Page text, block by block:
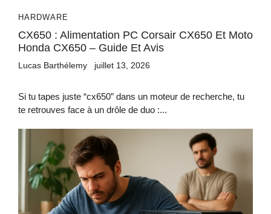
HARDWARE
CX650 : Alimentation PC Corsair CX650 Et Moto
Honda CX650 – Guide Et Avis
Lucas Barthélemy juillet 13, 2026
Si tu tapes juste “cx650” dans un moteur de recherche, tu
te retrouves face à un drôle de duo :...